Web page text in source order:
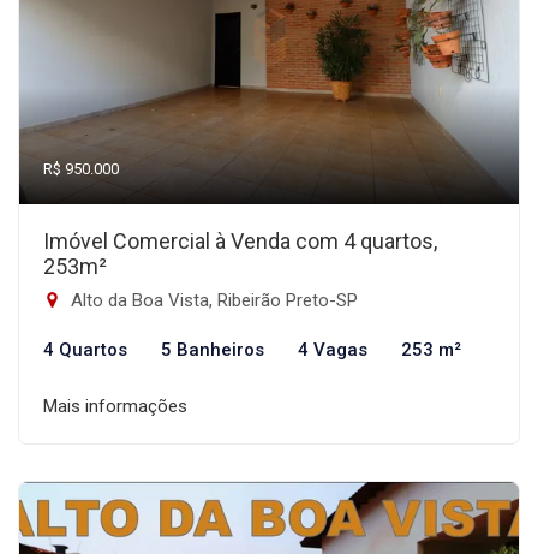
R$ 950.000
Imóvel Comercial à Venda com 4 quartos,
253m²
Alto da Boa Vista, Ribeirão Preto-SP
4 Quartos 5 Banheiros 4 Vagas 253 m²
Mais informações